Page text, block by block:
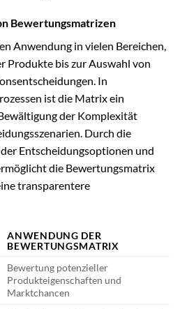
Bewertungsmatrizen
Anwendung in vielen Bereichen,
Produkte bis zur Auswahl von
In
ist die Matrix ein
der Komplexität
Durch die
Entscheidungsoptionen und
die Bewertungsmatrix
transparentere
ANWENDUNG DER
BEWERTUNGSMATRIX
Bewertung potenzieller
Produkteigenschaften und
Marktchancen